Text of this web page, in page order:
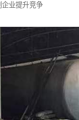
企业提升竞争